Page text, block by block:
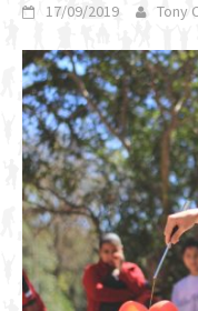
17/09/2019 Tony